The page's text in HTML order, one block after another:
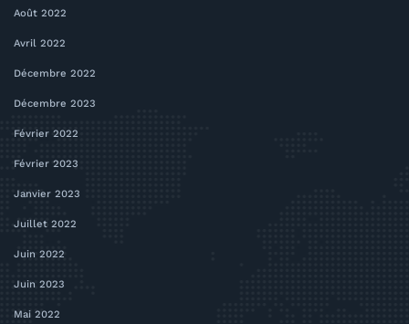
Août 2022
Avril 2022
Décembre 2022
Décembre 2023
Février 2022
Février 2023
Janvier 2023
Juillet 2022
Juin 2022
Juin 2023
Mai 2022